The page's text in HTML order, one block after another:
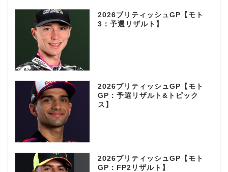
2026ブリティッシュGP【モト
3：予選リザルト】
2026ブリティッシュGP【モト
GP：予選リザルト&トピック
ス】
2026ブリティッシュGP【モト
GP：FP2リザルト】